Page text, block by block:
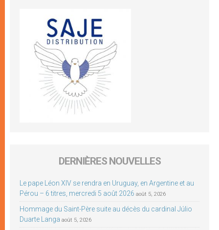
DERNIÈRES NOUVELLES
Le pape Léon XIV se rendra en Uruguay, en Argentine et au
Pérou – 6 titres, mercredi 5 août 2026 août 5, 2026
Hommage du Saint-Père suite au décès du cardinal Júlio
Duarte Langa août 5, 2026